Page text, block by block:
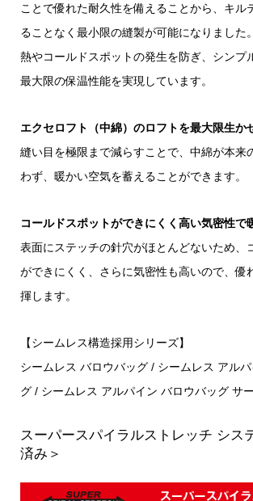
ことで優れた耐久性を備えることから、キル
ることなく最小限の縫製が可能になりました
熱やコールドスポットの発生を防ぎ、シンプ
最大限の保温性能を実現しています。
エクセロフト（中綿）のロフトを最大限生か
縫い目を極限まで減らすことで、中綿が本来
わず、暖かい空気を蓄えることができます。
コールドスポットができにくく高い気密性で
表面にステッチの針穴がほとんどないため、
ができにくく、さらに気密性も高いので、優
揮します。
【シームレス構造採用シリーズ】
シームレス バロウバッグ / シームレス アル
グ / シームレス アルパイン バロウバッグ サ
スーパースパイラルストレッチ シス
済み＞